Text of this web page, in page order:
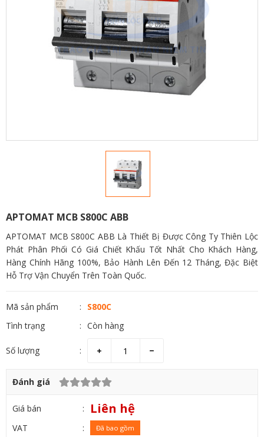
APTOMAT MCB S800C ABB
APTOMAT MCB S800C ABB Là Thiết Bị Được Công Ty Thiên Lộc
Phát Phân Phối Có Giá Chiết Khấu Tốt Nhất Cho Khách Hàng,
Hàng Chính Hãng 100%, Bảo Hành Lên Đến 12 Tháng, Đặc Biệt
Hỗ Trợ Vận Chuyển Trên Toàn Quốc.
Mã sản phẩm
S800C
Tình trạng
Còn hàng
Số lượng
Đánh giá
Giá bán Liên hệ
VAT Đã bao gồm